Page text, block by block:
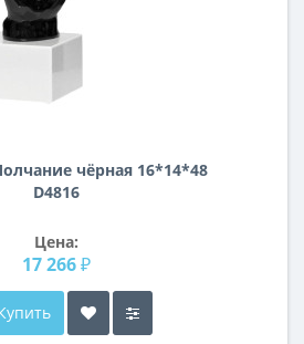
чёрная 16*14*48
D4816
Цена:
17 266 ₽